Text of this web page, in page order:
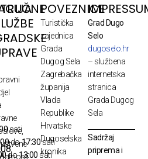
sati
do17:30sati
do13:00 sati
POVEZNICE
Turistička
zajednica
Grada
Dugog Sela
Zagrebačka
županija
Vlada
Republike
Hrvatske
Dugoselska
kronika
Grad Dugo
Selo
dugoselo.hr
– službena
internetska
stranica
Grada Dugog
Sela
Sadržaj
priprema i